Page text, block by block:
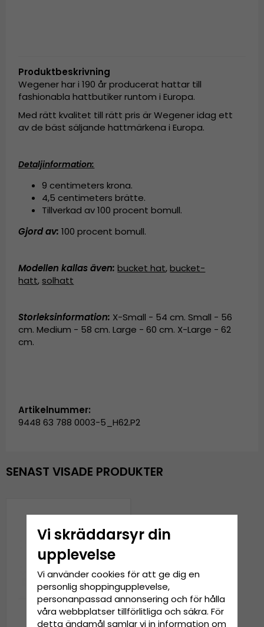
Produktbeskrivning
Wegener har i 190 år producerat hattar till
fashionabla hattbutiker runtom i Europa.
Med rätt kvalitet till rätt pris är Wegener idag ett
av de bäst säljande hattmärkena i Europa.
Detaljinformation:
9 centimeters krona.
4,5 centimeters brätte.
Tillverkad av100 procent bomull.
Gjord av: 100 procent bomull.
Modellen kallas även: bucket hat,bucket-
hatt, solhatt
Storleksinformation: X-Small - 54 cm. Small - 56
cm. Medium - 58 cm. Large - 60 cm. X-Large - 62
cm.
Artikelnummer:
9448 63 788 0003-5_H62.P2
SENAST VISADE PRODUKTER
Vi skräddarsyr din
upplevelse
Vi använder cookies för att ge dig en
personlig shoppingupplevelse,
personanpassad annonsering och för hålla
våra webbplatser tillförlitliga och säkra. För
detta ändamål samlar vi in information om